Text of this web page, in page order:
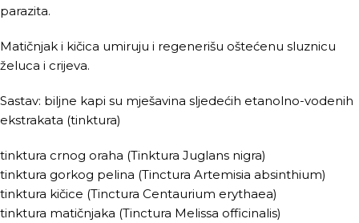
parazita.
Matičnjak i kičica umiruju i regenerišu oštećenu sluznicu
želuca i crijeva.
Sastav: biljne kapi su mješavina sljedećih etanolno-vodenih
ekstrakata (tinktura)
tinktura crnog oraha (Tinktura Juglans nigra)
tinktura gorkog pelina (Tinctura Artemisia absinthium)
tinktura kičice (Tinctura Centaurium erythaea)
tinktura matičnjaka (Tinctura Melissa officinalis)